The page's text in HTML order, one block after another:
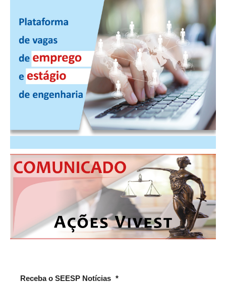
CONSÓRCIOS
CAMPANHAS SALARIAIS
COMUNICAÇÃO
PALAVRA DO MURILO
CONTEÚDO ESPECIAL
JORNAL DO ENGENHEIRO
AGENDA
SEESP NOTÍCIAS
NOTÍCIAS NO WHATSAPP
FOTOS
Receba o SEESP Notícias *